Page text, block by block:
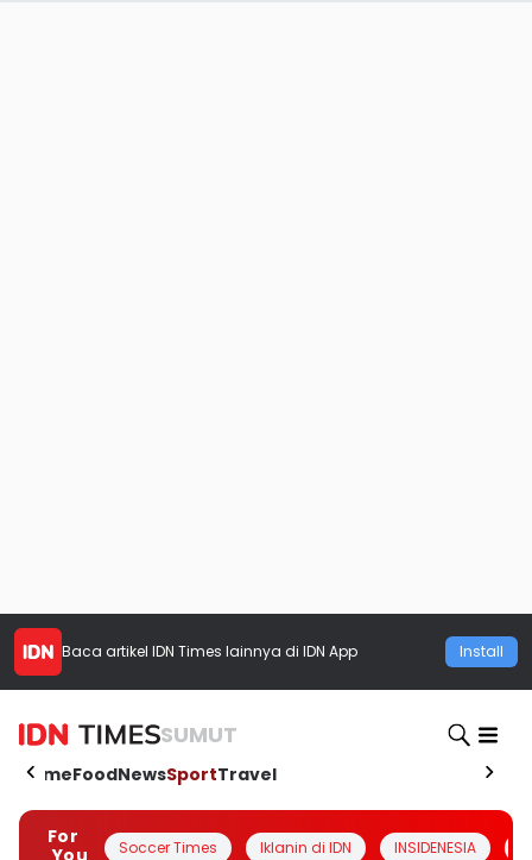
Baca artikel IDN Times lainnya di IDN App Install
SUMUT
HomeFoodNewsSportTravel
For
You
Soccer Times Iklanin di IDN INSIDENESIA